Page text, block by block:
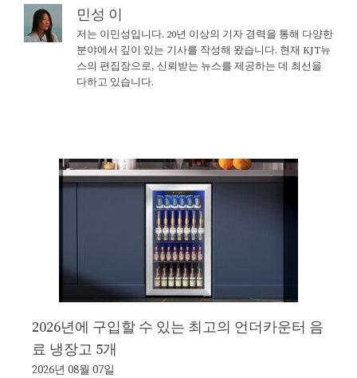
민성 이
저는 이민성입니다. 20년 이상의 기자 경력을 통해 다양한
분야에서 깊이 있는 기사를 작성해 왔습니다. 현재 KJT뉴
스의 편집장으로, 신뢰받는 뉴스를 제공하는 데 최선을
다하고 있습니다.
2026년에 구입할 수 있는 최고의 언더카운터 음
료 냉장고 5개
2026년 08월 07일